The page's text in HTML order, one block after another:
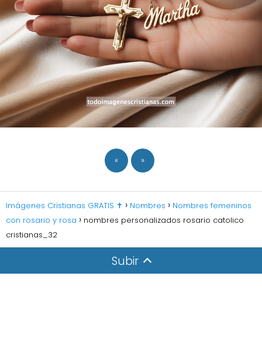
« »
Imágenes Cristianas GRATIS ✝️ Nombres
Nombres femeninos
con rosario y rosa
nombres personalizados rosario catolico
cristianas_32
Subir